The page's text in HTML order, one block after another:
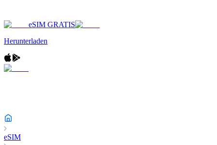
eSIM GRATIS
Herunterladen
eSIM